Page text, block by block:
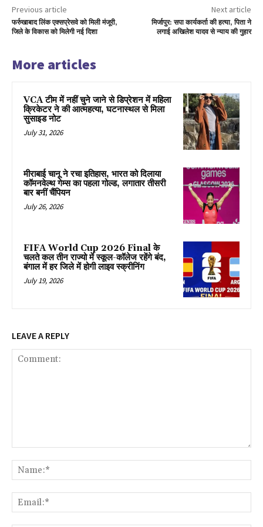
Previous article
फर्रुखाबाद लिंक एक्सप्रेसवे को मिली मंजूरी,
जिले के विकास को मिलेगी नई दिशा
Next article
मिर्जापुर: सपा कार्यकर्ता की हत्या, पिता ने
लगाई अखिलेश यादव से न्याय की गुहार
More articles
VCA टीम में नहीं चुने जाने से डिप्रेशन में महिला
क्रिकेटर ने की आत्महत्या, घटनास्थल से मिला
सुसाइड नोट
July 31, 2026
मीराबाई चानू ने रचा इतिहास, भारत को दिलाया
कॉमनवेल्थ गेम्स का पहला गोल्ड, लगातार तीसरी
बार बनीं चैंपियन
July 26, 2026
FIFA World Cup 2026 Final के
चलते कल तीन राज्यो में स्कूल-कॉलेज रहेंगे बंद,
बंगाल में हर जिले में होगी लाइव स्क्रीनिंग
July 19, 2026
LEAVE A REPLY